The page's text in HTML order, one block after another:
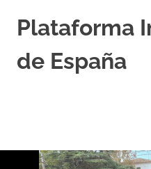
Plataforma
de España